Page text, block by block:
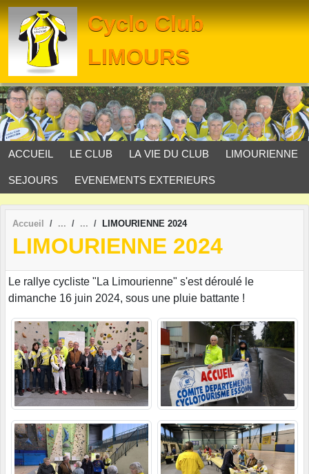
Cyclo Club
LIMOURS
ACCUEIL LE CLUB LA VIE DU CLUB LIMOURIENNE
SEJOURS EVENEMENTS EXTERIEURS
Accueil LIMOURIENNE 2024
LIMOURIENNE 2024
Le rallye cycliste "La Limourienne" s'est déroulé le
dimanche 16 juin 2024, sous une pluie battante !
Panneau de gestion des cookies